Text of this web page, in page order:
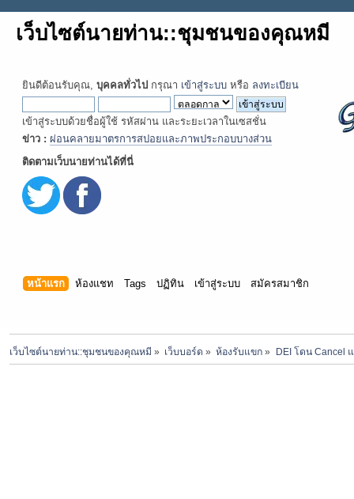
เว็บไซต์นายท่าน::ชุมชนของคุณหมี
ยินดีต้อนรับคุณ, บุคคลทั่วไป กรุณา เข้าสู่ระบบ หรือ ลงทะเบียน
เข้าสู่ระบบด้วยชื่อผู้ใช้ รหัสผ่าน และระยะเวลาในเซสชั่น
ข่าว : ผ่อนคลายมาตรการสปอยและภาพประกอบบางส่วน
ติดตามเว็บนายท่านได้ที่นี่
หน้าแรก ห้องแชท Tags ปฏิทิน เข้าสู่ระบบ สมัครสมาชิก
เว็บไซต์นายท่าน::ชุมชนของคุณหมี » เว็บบอร์ด » ห้องรับแขก » DEI โดน Cancel